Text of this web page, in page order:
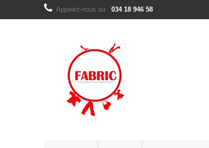
Appelez-nous au : 034 18 946 58